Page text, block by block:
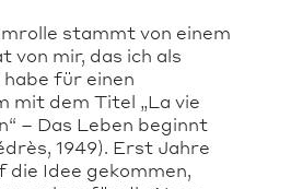
stammt von einem
von mir, das ich als
für einen
mit dem Titel „La vie
– Das Leben beginnt
1949). Erst Jahre
Idee gekommen,